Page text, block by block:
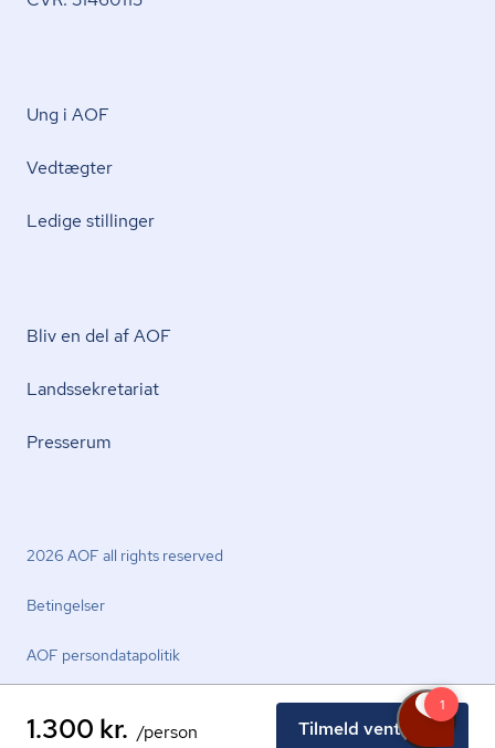
1.300 kr. /person Tilmeld venteliste
Ung i AOF
Vedtægter
Ledige stillinger
Bliv en del af AOF
Lands­se­kre­ta­ri­at
Presserum
2026 AOF all rights reserved
Betingelser
AOF per­son­da­ta­po­li­tik
facebook.comyoutube.comlinkedin.com instagram.com